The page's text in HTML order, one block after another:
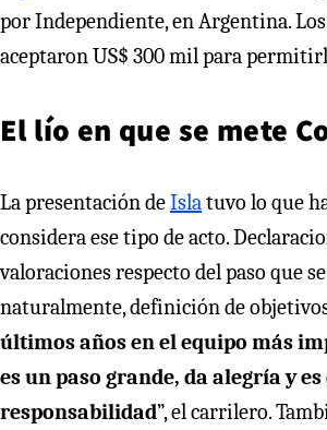
por Independiente, en Argentina.
aceptaron US$ 300 mil para
El lío en que se mete
La presentación deIslatuvo lo que
considera ese tipo de acto.
valoraciones respecto del paso que
naturalmente, definición de
últimos años en el equipo más
es un paso grande, da alegría y
responsabilidad”, el carrilero.